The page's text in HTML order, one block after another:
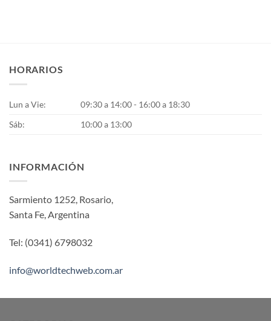
HORARIOS
Lun a Vie:
09:30 a 14:00 - 16:00 a 18:30
Sáb:
10:00 a 13:00
INFORMACIÓN
Sarmiento 1252, Rosario,
Santa Fe, Argentina
Tel: (0341) 6798032
info@worldtechweb.com.ar